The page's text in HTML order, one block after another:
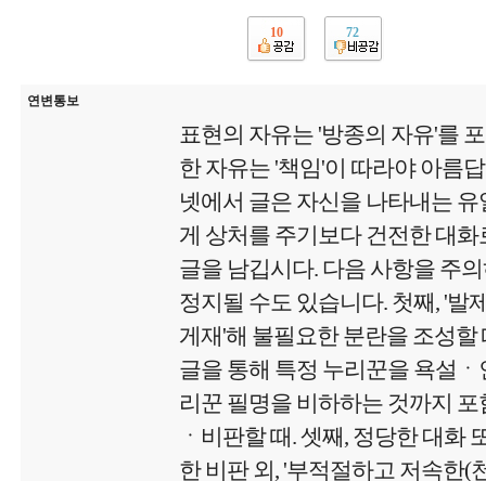
10 72
연변통보
표현의 자유는 '방종의 자유'를
한 자유는 '책임'이 따라야 아름
넷에서 글은 자신을 나타내는
게 상처를 주기보다 건전한 대화
글을 남깁시다. 다음 사항을 주
정지될 수도 있습니다. 첫째, '발
게재'해 불필요한 분란을 조성할
글을 통해 특정 누리꾼을 욕설
리꾼 필명을 비하하는 것까지
ㆍ비판할 때. 셋째, 정당한 대화
한 비판 외, '부적절하고 저속한(